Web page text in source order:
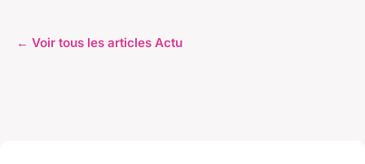
← Voir tous les articles Actu